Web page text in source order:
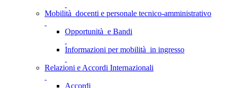
Mobilità docenti e personale tecnico-amministrativo
Opportunità e Bandi
Informazioni per mobilità in ingresso
Relazioni e Accordi Internazionali
Accordi